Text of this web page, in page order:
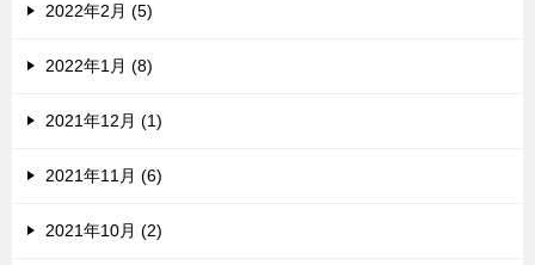
2022年2月 (5)
2022年1月 (8)
2021年12月 (1)
2021年11月 (6)
2021年10月 (2)